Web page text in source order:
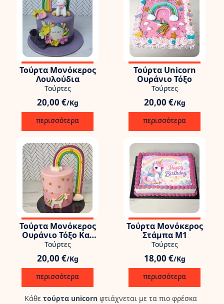
Τούρτα Μονόκερος
Λουλούδια
Τούρτες
20,00 €/Kg
περισσότερα
Τούρτα Unicorn
Ουράνιο Τόξο
Τούρτες
20,00 €/Kg
περισσότερα
Τούρτα Μονόκερος
Ουράνιο Τόξο Και
Αστέρια
Τούρτες
20,00 €/Kg
περισσότερα
Τούρτα Μονόκερος
Στάμπα M1
Τούρτες
18,00 €/Kg
περισσότερα
Κάθε τούρτα unicorn φτιάχνεται με τα πιο φρέσκα